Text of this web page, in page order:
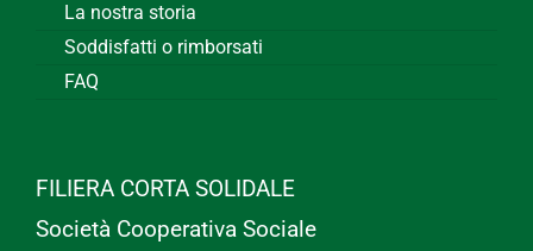
La nostra storia
Soddisfatti o rimborsati
FAQ
FILIERA CORTA SOLIDALE
Società Cooperativa Sociale